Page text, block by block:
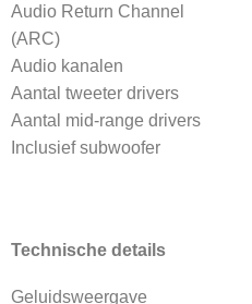
Audio Return Channel
(ARC)
Audio kanalen
Aantal tweeter drivers
Aantal mid-range drivers
Inclusief subwoofer
Technische details
Geluidsweergave